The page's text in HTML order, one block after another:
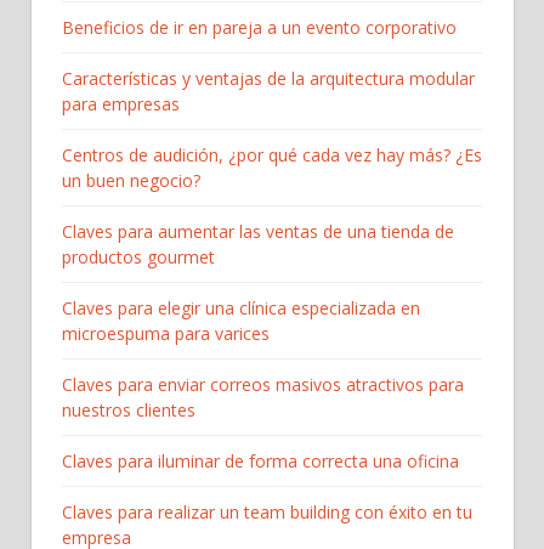
Beneficios de ir en pareja a un evento corporativo
Características y ventajas de la arquitectura modular
para empresas
Centros de audición, ¿por qué cada vez hay más? ¿Es
un buen negocio?
Claves para aumentar las ventas de una tienda de
productos gourmet
Claves para elegir una clínica especializada en
microespuma para varices
Claves para enviar correos masivos atractivos para
nuestros clientes
Claves para iluminar de forma correcta una oficina
Claves para realizar un team building con éxito en tu
empresa